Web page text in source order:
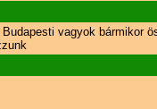
vagyok bármikor